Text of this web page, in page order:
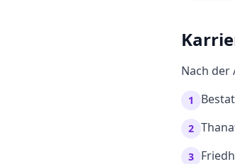
Nach der
1
2
3